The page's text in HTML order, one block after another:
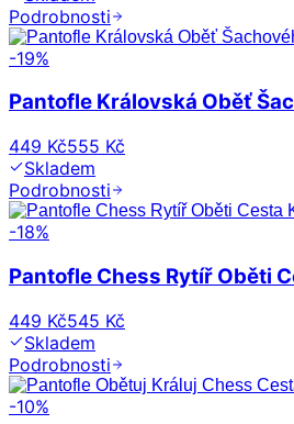
Podrobnosti
-19%
Pantofle Královská Oběť
449 Kč555 Kč
Skladem
Podrobnosti
-18%
Pantofle Chess Rytíř Oběti
449 Kč545 Kč
Skladem
Podrobnosti
-10%